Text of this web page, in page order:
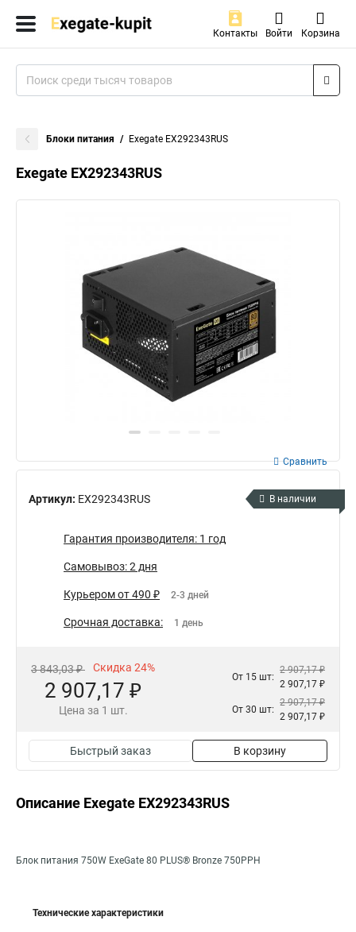
Контакты Войти Корзина
Блоки питания Exegate EX292343RUS
Exegate EX292343RUS
Артикул: EX292343RUS
Сравнить
В наличии
Гарантия производителя: 1 год
Самовывоз: 2 дня
Курьером от 490 ₽ 2-3 дней
Срочная доставка: 1 день
3 843,03 ₽ Скидка 24%
2 907,17 ₽
Цена за 1 шт.
От 15 шт:
2 907,17 ₽
2 907,17 ₽
От 30 шт:
2 907,17 ₽
2 907,17 ₽
Быстрый заказ В корзину
Описание Exegate EX292343RUS
Блок питания 750W ExeGate 80 PLUS® Bronze 750PPH
Технические характеристики